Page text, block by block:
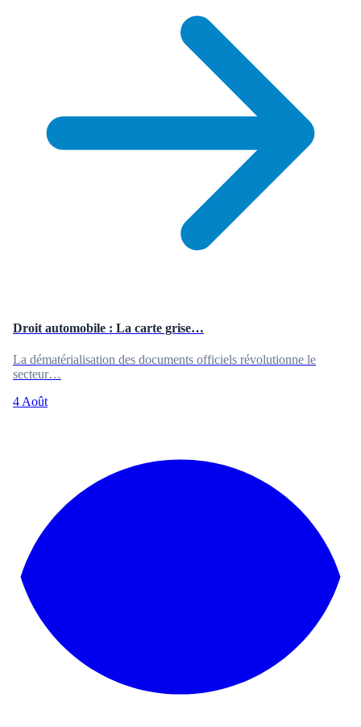
Droit automobile : La carte grise…
La dématérialisation des documents officiels révolutionne le
secteur…
4 Août